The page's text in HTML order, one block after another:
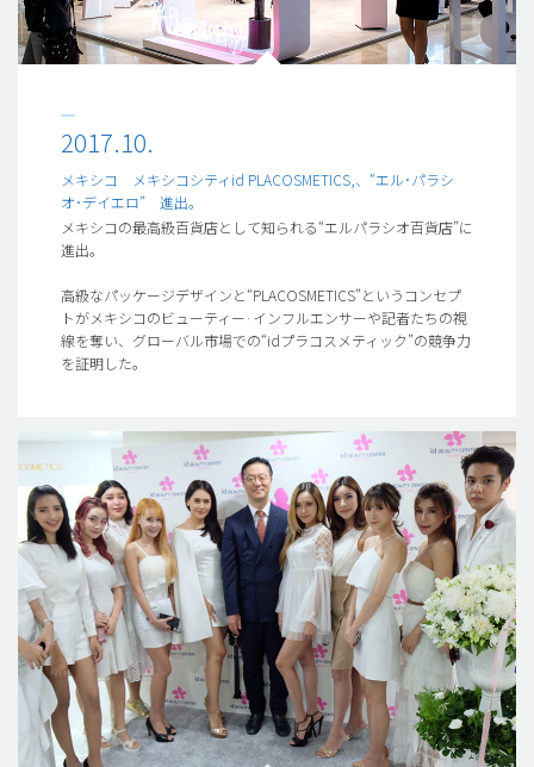
2017.10.
メキシコ メキシコシティid PLACOSMETICS,、“エル･パラシ
オ･デイエロ” 進出。
メキシコの最高級百貨店として知られる“エルパラシオ百貨店”に
進出。
高級なパッケージデザインと“PLACOSMETICS”というコンセプ
トがメキシコのビューティー·インフルエンサーや記者たちの視
線を奪い、グローバル市場での“idプラコスメティック”の競争力
を証明した。